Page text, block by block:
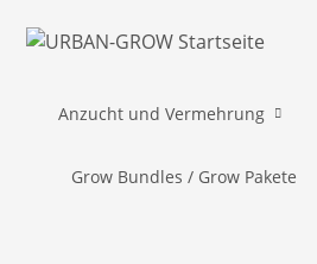
Anzucht und Vermehrung
Grow Bundles / Grow Pakete